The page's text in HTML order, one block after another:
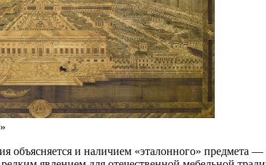
объясняется и наличием «эталонного»